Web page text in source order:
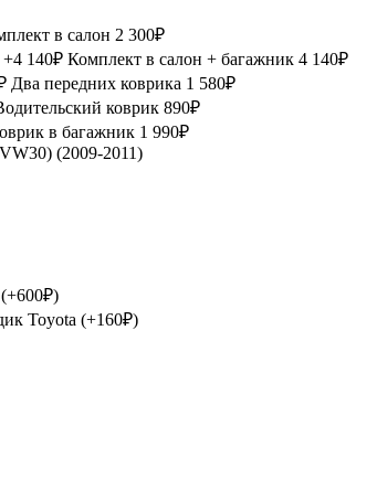
в салон 2 300₽
Комплект в салон + багажник 4 140₽
Два передних коврика 1 580₽
коврик 890₽
в багажник 1 990₽
Toyota (+160₽)